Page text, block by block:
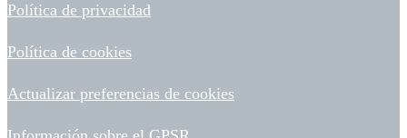
Política de privacidad
Política de cookies
Actualizar preferencias de cookies